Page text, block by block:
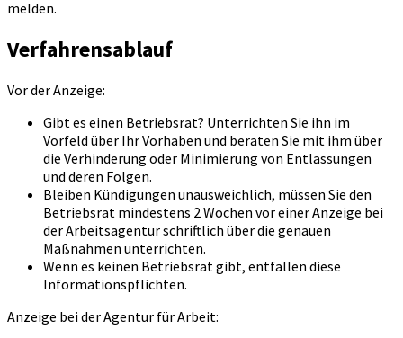
melden.
Verfahrensablauf
Vor der Anzeige:
Gibt es einen Betriebsrat? Unterrichten Sie ihn im
Vorfeld über Ihr Vorhaben und beraten Sie mit ihm über
die Verhinderung oder Minimierung von Entlassungen
und deren Folgen.
Bleiben Kündigungen unausweichlich, müssen Sie den
Betriebsrat mindestens 2 Wochen vor einer Anzeige bei
der Arbeitsagentur schriftlich über die genauen
Maßnahmen unterrichten.
Wenn es keinen Betriebsrat gibt, entfallen diese
Informationspflichten.
Anzeige bei der Agentur für Arbeit: